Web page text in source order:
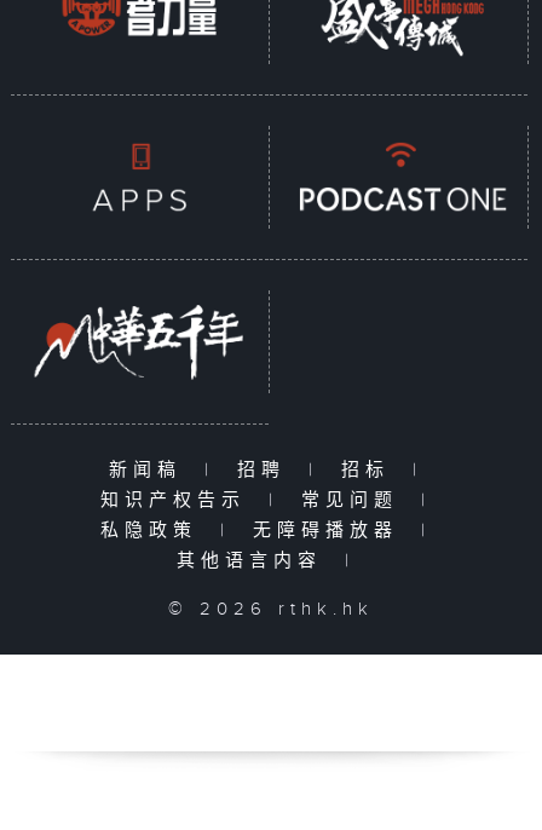
新闻稿 | 招聘 | 招标
|
知识产权告示
| 常见问题
|
私隐政策
| 无障碍播放器
|
其他语言内容
|
© 2026 rthk.hk